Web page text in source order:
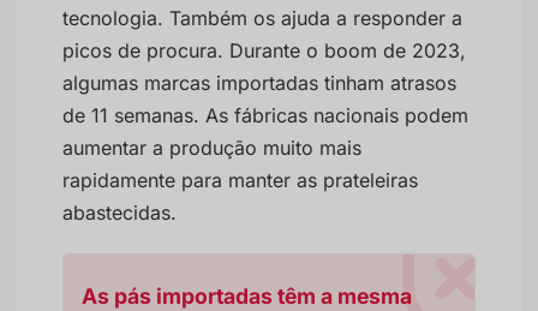
tecnologia. Também os ajuda a responder a
picos de procura. Durante o boom de 2023,
algumas marcas importadas tinham atrasos
de 11 semanas. As fábricas nacionais podem
aumentar a produção muito mais
rapidamente para manter as prateleiras
abastecidas.
As pás importadas têm a mesma